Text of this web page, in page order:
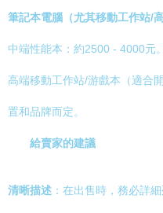
筆記本電腦（尤其移動工作站/高
中端性能本：約2500 - 4000元。
高端移動工作站/游戲本（適合
置和品牌而定。
給賣家的建議
清晰描述 ：在出售時，務必詳